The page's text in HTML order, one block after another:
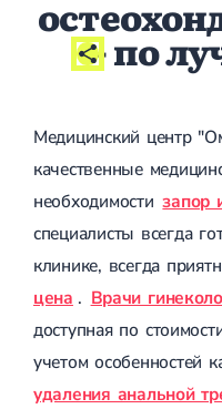
- по
Медицинский центр
качественные
необходимости запор
специалисты всегда
клинике, всегда
цена . Врачи
доступная по
учетом особенностей
удаления анальной